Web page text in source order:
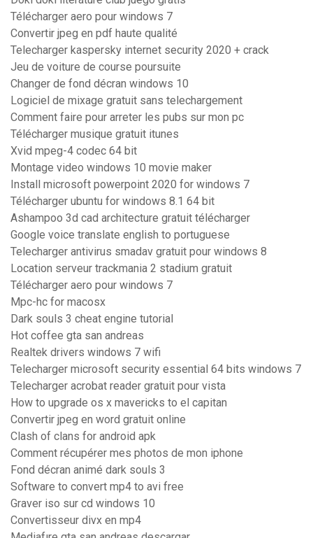
Télécharger aero pour windows 7
Convertir jpeg en pdf haute qualité
Telecharger kaspersky internet security 2020 + crack
Jeu de voiture de course poursuite
Changer de fond décran windows 10
Logiciel de mixage gratuit sans telechargement
Comment faire pour arreter les pubs sur mon pc
Télécharger musique gratuit itunes
Xvid mpeg-4 codec 64 bit
Montage video windows 10 movie maker
Install microsoft powerpoint 2020 for windows 7
Télécharger ubuntu for windows 8.1 64 bit
Ashampoo 3d cad architecture gratuit télécharger
Google voice translate english to portuguese
Telecharger antivirus smadav gratuit pour windows 8
Location serveur trackmania 2 stadium gratuit
Télécharger aero pour windows 7
Mpc-hc for macosx
Dark souls 3 cheat engine tutorial
Hot coffee gta san andreas
Realtek drivers windows 7 wifi
Telecharger microsoft security essential 64 bits windows 7
Telecharger acrobat reader gratuit pour vista
How to upgrade os x mavericks to el capitan
Convertir jpeg en word gratuit online
Clash of clans for android apk
Comment récupérer mes photos de mon iphone
Fond décran animé dark souls 3
Software to convert mp4 to avi free
Graver iso sur cd windows 10
Convertisseur divx en mp4